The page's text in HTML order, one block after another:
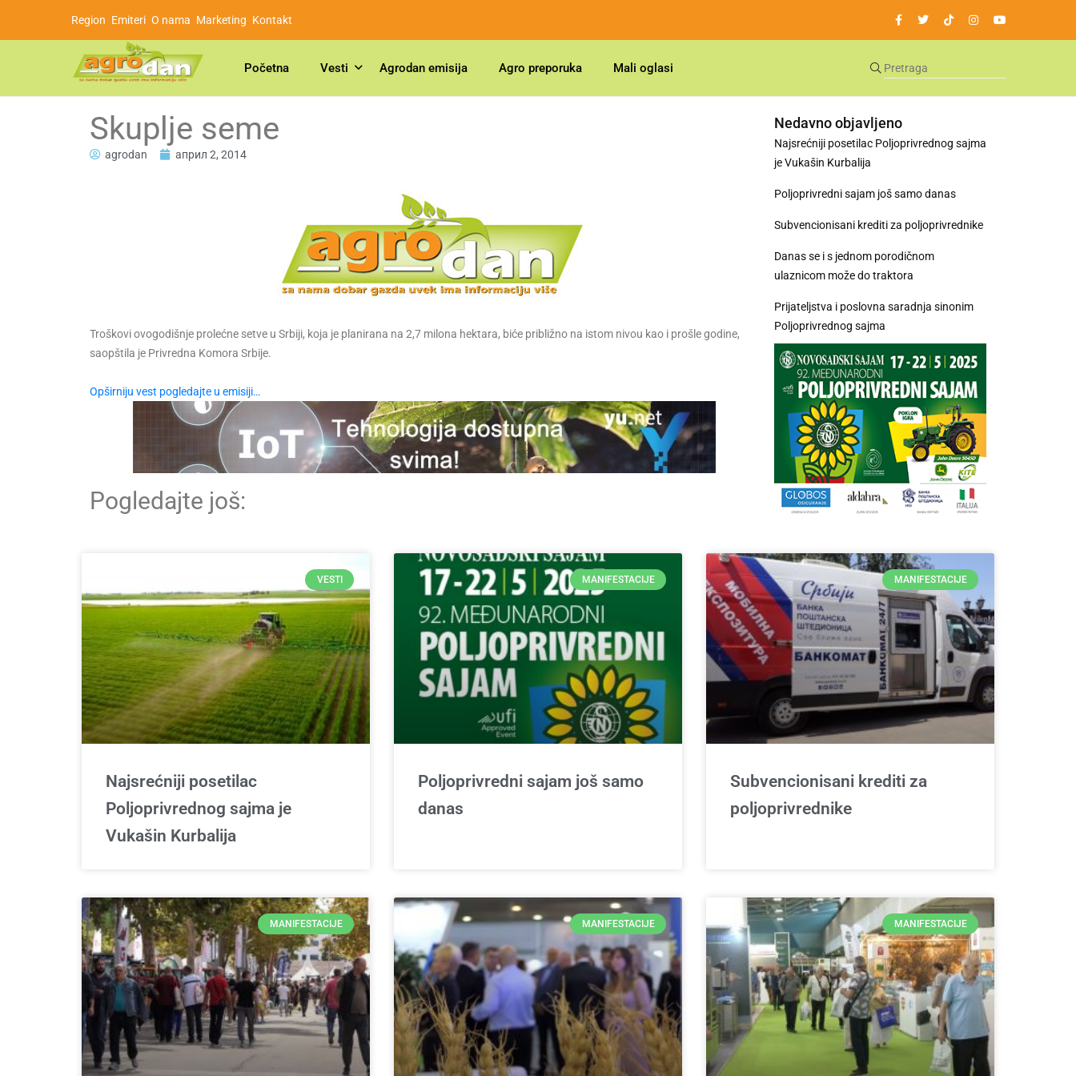
Region Emiteri O nama Marketing Kontakt
Početna Vesti Agrodan emisija Agro preporuka Mali oglasi
Skuplje seme
agrodan април 2, 2014
Troškovi ovogodišnje prolećne setve u Srbiji, koja je planirana na 2,7 milona hektara, biće približno na istom nivou kao i prošle godine,
saopštila je Privredna Komora Srbije.
Opširniju vest pogledajte u emisiji…
Pogledajte još:
Nedavno objavljeno
Najsrećniji posetilac Poljoprivrednog sajma
je Vukašin Kurbalija
Poljoprivredni sajam još samo danas
Subvencionisani krediti za poljoprivrednike
Danas se i s jednom porodičnom
ulaznicom može do traktora
Prijateljstva i poslovna saradnja sinonim
Poljoprivrednog sajma
VESTI
Najsrećniji posetilac
Poljoprivrednog sajma je
Vukašin Kurbalija
MANIFESTACIJE
Poljoprivredni sajam još samo
danas
MANIFESTACIJE
Subvencionisani krediti za
poljoprivrednike
MANIFESTACIJE MANIFESTACIJE MANIFESTACIJE